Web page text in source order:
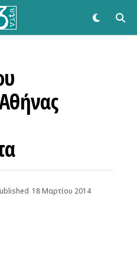
18 Μαρτίου 2014